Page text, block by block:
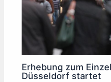
Erhebung zum
Düsseldorf startet